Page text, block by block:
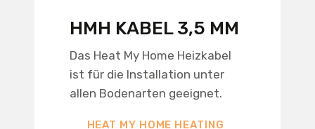
HMH KABEL 3,5 MM
Das Heat My Home Heizkabel
ist für die Installation unter
allen Bodenarten geeignet.
HEAT MY HOME HEATING